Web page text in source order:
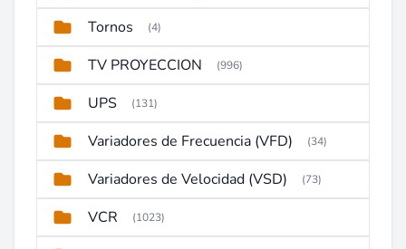
Tornos (4)
TV PROYECCION (996)
UPS (131)
Variadores de Frecuencia (VFD) (34)
Variadores de Velocidad (VSD) (73)
VCR (1023)